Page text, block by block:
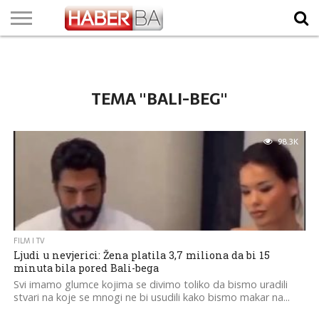
TEMA "BALI-BEG"
98.3K
FILM I TV
Ljudi u nevjerici: Žena platila 3,7 miliona da bi 15
minuta bila pored Bali-bega
Svi imamo glumce kojima se divimo toliko da bismo uradili
stvari na koje se mnogi ne bi usudili kako bismo makar na...